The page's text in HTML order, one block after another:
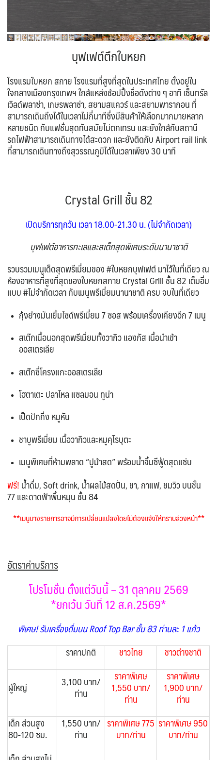
บุฟเฟต์ตึกใบหยก
โรงแรมใบหยก สกาย โรงแรมที่สูงที่สุดในประเทศไทย ตั้งอยู่ใน
ใจกลางเมืองกรุงเทพฯ ใกล้แหล่งช้อปปิ้งชื่อดังต่าง ๆ อาทิ เซ็นทรัล
เวิลด์พลาซ่า, เกษรพลาซ่า, สยามสแควร์ และสยามพารากอน ที่
สามารถเดินถึงได้ในเวลาไม่กี่นาทีซึ่งมีสินค้าให้เลือกมากมายหลาก
หลายชนิด กับแฟชั่นสุดทันสมัยไม่ตกเทรน และยังใกล้กับสถานี
รถไฟฟ้าสามารถเดินทางได้สะดวก และยังติดกับ Airport rail link
ที่สามารถเดินทางถึงสุวรรณภูมิได้ในเวลาเพียง 30 นาที
Crystal Grill ชั้น 82
เปิดบริการทุกวัน เวลา 18.00-21.30 น.(ไม่จำกัดเวลา)
บุฟเฟต์อาหารทะเลและสเต็กสุดพิเศษระดับนานาชาติ
รวบรวมเมนูเด็ดสุดพรีเมี่ยมของ #ใบหยกบุฟเฟต์ มาไว้ในที่เดียว ณ
ห้องอาหารที่สูงที่สุดของใบหยกสกาย Crystal Grill ชั้น 82เต็มอิ่ม
แบบ #ไม่จำกัดเวลา กับเมนูพรีเมี่ยมนานาชาติ ครบ จบในที่เดียว
กุ้งย่างมันเยิ้มไซด์พรีเมี่ยม 7 ซอส พร้อมเครื่องเคียงอีก 7 เมนู
สเต๊กเนื้อนอกสุดพรีเมี่ยมทั้งวากิว แองกัส เนื้อนำเข้า
ออสเตรเลีย
สเต๊กซี่โครงแกะออสเตรเลีย
โฮตาเตะ ปลาไหล แซลมอน ทูน่า
เป็ดปักกิ่ง หมูหัน
ชาบูพรีเมี่ยม เนื้อวากิวและหมูคุโรบุตะ
เมนูพิเศษที่ห้ามพลาด “ปูม้าสด” พร้อมน้ำจิ้มซีฟู้ดสุดแซ่บ
ฟรี!น้ำดื่ม, Soft drink, น้ำผลไม้สดปั่น, ชา, กาแฟ,ชมวิว บนชั้น
77 และดาดฟ้าพื้นหมุน ชั้น 84
**เมนูบางรายการอาจมีการเปลี่ยนแปลงโดยไม่ต้องแจ้งให้ทราบล่วงหน้า**
อัตราค่าบริการ
โปรโมชั่น ตั้งแต่วันนี้ – 31 ตุลาคม 2569
*ยกเว้น วันที่ 12 ส.ค.2569*
พิเศษ! รับเครื่องดื่มบน Roof Top Bar ชั้น 83 ท่านละ 1 แก้ว
ราคาปกติ
ชาวไทย ชาวต่างชาติ
ผู้ใหญ่ 3,100 บาท/
ท่าน
ราคาพิเศษ
1,550 บาท/
ท่าน
ราคาพิเศษ
1,900 บาท/
ท่าน
เด็ก ส่วนสูง
80-120 ซม.
1,550 บาท/
ท่าน
ราคาพิเศษ 775
บาท/ท่าน
ราคาพิเศษ 950
บาท/ท่าน